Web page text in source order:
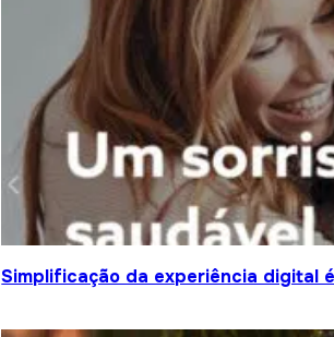
Simplificação da experiência digital